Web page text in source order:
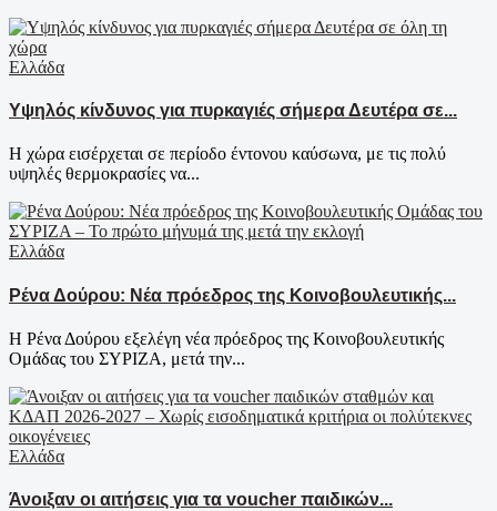
Ελλάδα
Υψηλός κίνδυνος για πυρκαγιές σήμερα Δευτέρα σε...
Η χώρα εισέρχεται σε περίοδο έντονου καύσωνα, με τις πολύ
υψηλές θερμοκρασίες να...
Ελλάδα
Ρένα Δούρου: Νέα πρόεδρος της Κοινοβουλευτικής...
Η Ρένα Δούρου εξελέγη νέα πρόεδρος της Κοινοβουλευτικής
Ομάδας του ΣΥΡΙΖΑ, μετά την...
Ελλάδα
Άνοιξαν οι αιτήσεις για τα voucher παιδικών...